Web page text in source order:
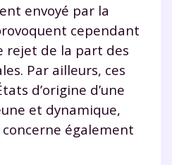
envoyé par la
cependant
rejet de la part des
Par ailleurs, ces
d’origine d’une
et dynamique,
également